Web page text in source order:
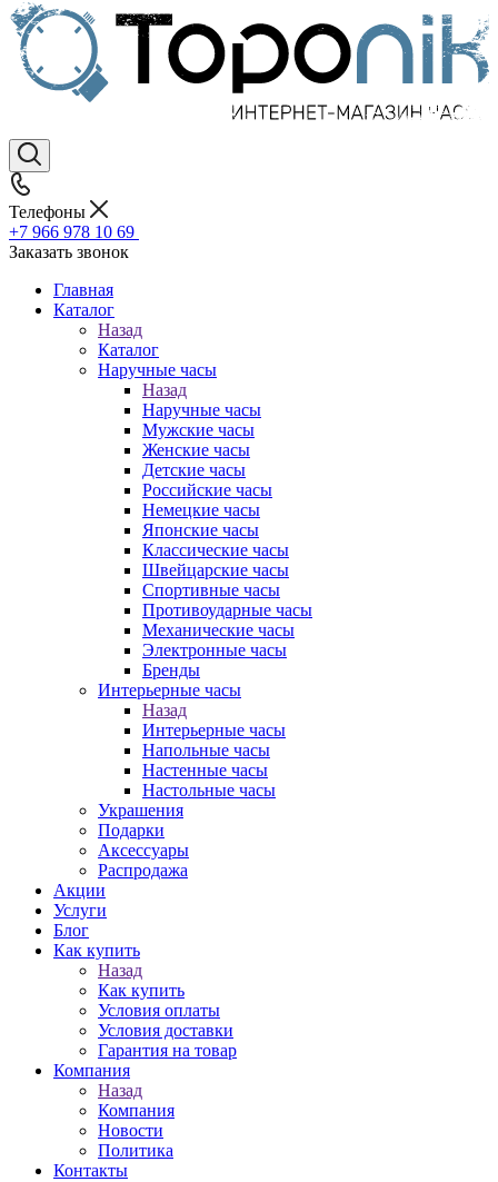
Телефоны
+7 966 978 10 69
Заказать звонок
Главная
Каталог
Назад
Каталог
Наручные часы
Назад
Наручные часы
Мужские часы
Женские часы
Детские часы
Российские часы
Немецкие часы
Японские часы
Классические часы
Швейцарские часы
Спортивные часы
Противоударные часы
Механические часы
Электронные часы
Бренды
Интерьерные часы
Назад
Интерьерные часы
Напольные часы
Настенные часы
Настольные часы
Украшения
Подарки
Аксессуары
Распродажа
Акции
Услуги
Блог
Как купить
Назад
Как купить
Условия оплаты
Условия доставки
Гарантия на товар
Компания
Назад
Компания
Новости
Политика
Контакты